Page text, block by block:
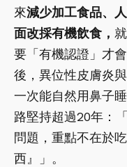
來減少加工食品、
面改採有機飲食，
要「有機認證」才
後，異位性皮膚炎
一次能自然用鼻子
路堅持超過20年：
問題，重點不在於
西』」。